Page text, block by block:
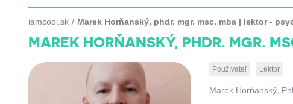
iamcool.sk Marek Horňanský, phdr. mgr. msc. mba | lektor -
MAREK HORŇANSKÝ, PHDR. MGR.
Používateľ Lektor
Marek Horňanský,